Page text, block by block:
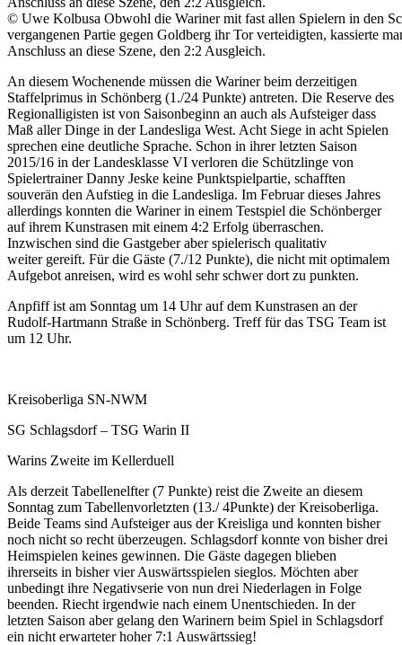
© Uwe Kolbusa Obwohl die Wariner mit fast allen Spielern in den
vergangenen Partie gegen Goldberg ihr Tor verteidigten, kassierte
Anschluss an diese Szene, den 2:2 Ausgleich.
An diesem Wochenende müssen die Wariner beim derzeitigen
Staffelprimus in Schönberg (1./24 Punkte) antreten. Die Reserve des
Regionalligisten ist von Saisonbeginn an auch als Aufsteiger dass
Maß aller Dinge in der Landesliga West. Acht Siege in acht Spielen
sprechen eine deutliche Sprache. Schon in ihrer letzten Saison
2015/16 in der Landesklasse VI verloren die Schützlinge von
Spielertrainer Danny Jeske keine Punktspielpartie, schafften
souverän den Aufstieg in die Landesliga. Im Februar dieses Jahres
allerdings konnten die Wariner in einem Testspiel die Schönberger
auf ihrem Kunstrasen mit einem 4:2 Erfolg überraschen.
Inzwischen sind die Gastgeber aber spielerisch qualitativ
weiter gereift. Für die Gäste (7./12 Punkte), die nicht mit optimalem
Aufgebot anreisen, wird es wohl sehr schwer dort zu punkten.
Anpfiff ist am Sonntag um 14 Uhr auf dem Kunstrasen an der
Rudolf-Hartmann Straße in Schönberg. Treff für das TSG Team ist
um 12 Uhr.
Kreisoberliga SN-NWM
SG Schlagsdorf – TSG Warin II
Warins Zweite im Kellerduell
Als derzeit Tabellenelfter (7 Punkte) reist die Zweite an diesem
Sonntag zum Tabellenvorletzten (13./ 4Punkte) der Kreisoberliga.
Beide Teams sind Aufsteiger aus der Kreisliga und konnten bisher
noch nicht so recht überzeugen. Schlagsdorf konnte von bisher drei
Heimspielen keines gewinnen. Die Gäste dagegen blieben
ihrerseits in bisher vier Auswärtsspielen sieglos. Möchten aber
unbedingt ihre Negativserie von nun drei Niederlagen in Folge
beenden. Riecht irgendwie nach einem Unentschieden. In der
letzten Saison aber gelang den Warinern beim Spiel in Schlagsdorf
ein nicht erwarteter hoher 7:1 Auswärtssieg!